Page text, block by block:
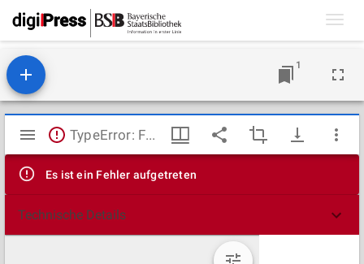
1
Mirador
Viewer
TypeError: Failed to fetch
Es ist ein Fehler aufgetreten
Technische Details